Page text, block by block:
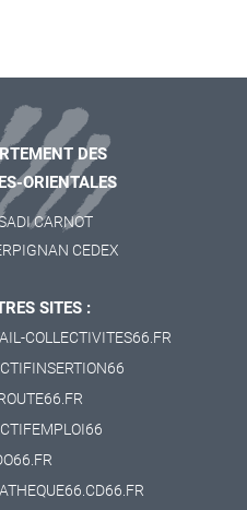
DES
ORIENTALES
CARNOT
CEDEX
SITES :
COLLECTIVITES66.FR